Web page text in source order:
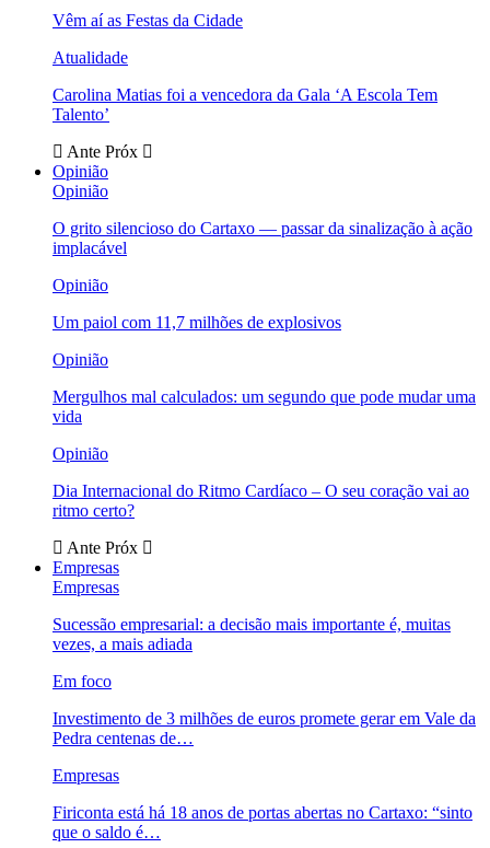
Vêm aí as Festas da Cidade
Atualidade
Carolina Matias foi a vencedora da Gala ‘A Escola Tem
Talento’
Ante Próx
Opinião
Opinião
O grito silencioso do Cartaxo — passar da sinalização à ação
implacável
Opinião
Um paiol com 11,7 milhões de explosivos
Opinião
Mergulhos mal calculados: um segundo que pode mudar uma
vida
Opinião
Dia Internacional do Ritmo Cardíaco – O seu coração vai ao
ritmo certo?
Ante Próx
Empresas
Empresas
Sucessão empresarial: a decisão mais importante é, muitas
vezes, a mais adiada
Em foco
Investimento de 3 milhões de euros promete gerar em Vale da
Pedra centenas de…
Empresas
Firiconta está há 18 anos de portas abertas no Cartaxo: “sinto
que o saldo é…